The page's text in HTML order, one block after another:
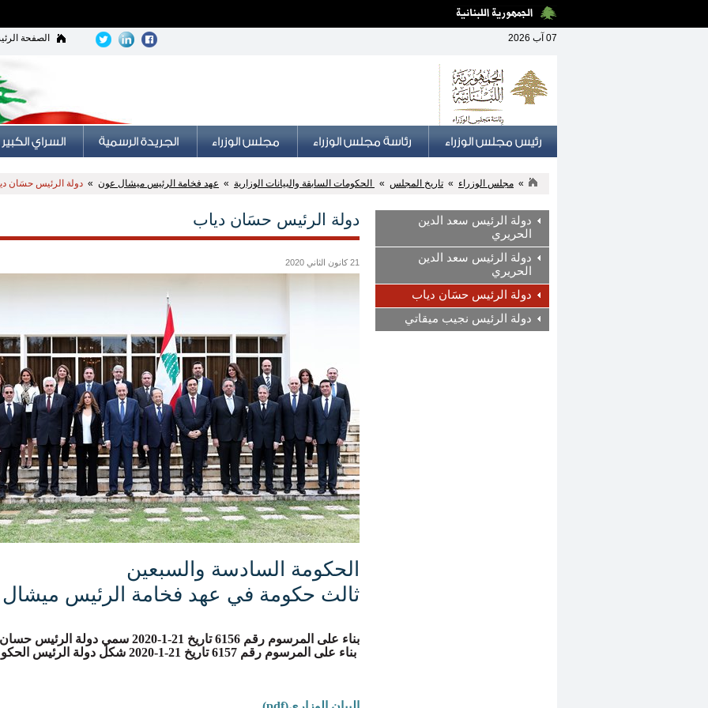
07 آب 2026 الصفحة
» مجلس الوزراء » تاريخ المجلس » الحكومات السابقة والبيانات الوزارية » عهد فخامة الرئيس ميشال عون » دولة الرئيس حسَان
دولة الرئيس سعد الدين
الحريري
دولة الرئيس سعد الدين
الحريري
دولة الرئيس حسَان دياب
دولة الرئيس نجيب ميقاتي
دولة الرئيس حسَان دياب
21 كانون الثاني 2020
الحكومة السادسة والسبعين
ثالث حكومة في عهد فخامة الرئيس
بناء على المرسوم رقم 6156 تاريخ 21-1-2020 سمي دولة الرئيس حسان دياب رئيساً لمجلس الوزراء
بناء على المرسوم رقم 6157 تاريخ 21-1-2020 شكل دولة الرئيس الحكومة